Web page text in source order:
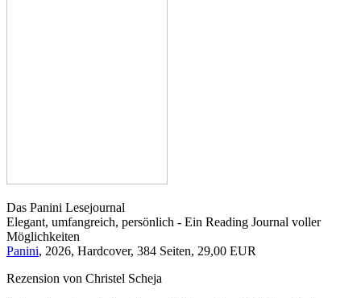
Das Panini Lesejournal
Elegant, umfangreich, persönlich - Ein Reading Journal voller
Möglichkeiten
Panini, 2026, Hardcover, 384 Seiten, 29,00 EUR
Rezension von Christel Scheja